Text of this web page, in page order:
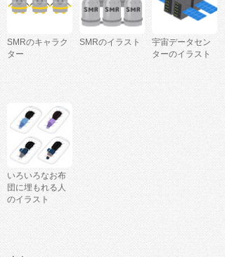
SMRのキャラク
ター
SMRのイラスト
宇宙データセン
ターのイラスト
いろいろなお布
団に埋もれる人
のイラスト